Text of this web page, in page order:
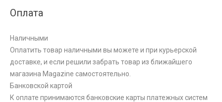
Оплата
Наличными
Оплатить товар наличными вы можете и при курьерской
доставке, и если решили забрать товар из ближайшего
магазина Magazine самоcтоятельно.
Банковской картой
К оплате принимаются банковские карты платежных систем